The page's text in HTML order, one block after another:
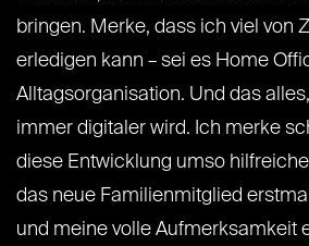
bringen. Merke, dass ich viel von
erledigen kann – sei es Home
Alltagsorganisation. Und das
immer digitaler wird. Ich merke
diese Entwicklung umso
das neue Familienmitglied
und meine volle Aufmerksamkeit